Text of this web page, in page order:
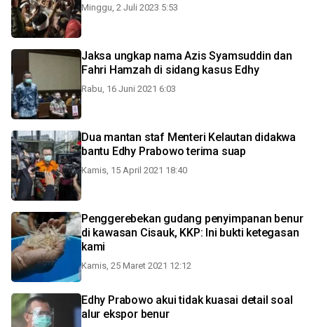
Minggu, 2 Juli 2023 5:53
Jaksa ungkap nama Azis Syamsuddin dan
Fahri Hamzah di sidang kasus Edhy
Rabu, 16 Juni 2021 6:03
Dua mantan staf Menteri Kelautan didakwa
bantu Edhy Prabowo terima suap
Kamis, 15 April 2021 18:40
Penggerebekan gudang penyimpanan benur
di kawasan Cisauk, KKP: Ini bukti ketegasan
kami
Kamis, 25 Maret 2021 12:12
Edhy Prabowo akui tidak kuasai detail soal
alur ekspor benur